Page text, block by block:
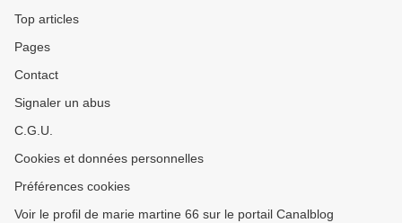
Top articles
Pages
Contact
Signaler un abus
C.G.U.
Cookies et données personnelles
Préférences cookies
Voir le profil de marie martine 66 sur le portail Canalblog